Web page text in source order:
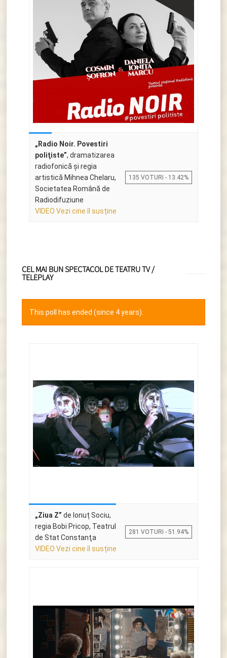
„Radio Noir. Povestiri
poliţiste”, dramatizarea
radiofonică şi regia
artistică Mihnea Chelaru,
Societatea Română de
Radiodifuziune
VIDEO Vezi cine îl susține
135 VOTURI - 13.42%
CEL MAI BUN SPECTACOL DE TEATRU TV /
TELEPLAY
This poll has ended (since 4 years).
„Ziua Z” de Ionuț Sociu,
regia Bobi Pricop, Teatrul
de Stat Constanţa
VIDEO Vezi cine îl susține
281 VOTURI - 51.94%